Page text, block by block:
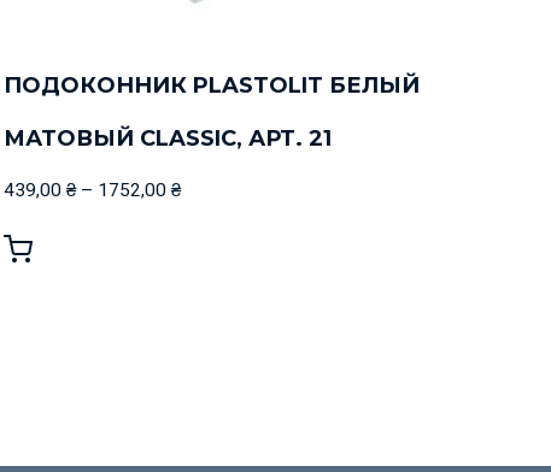
ПОДОКОННИК PLASTOLIT БЕЛЫЙ
МАТОВЫЙ CLASSIC, АРТ. 21
439,00 ₴– 1752,00 ₴